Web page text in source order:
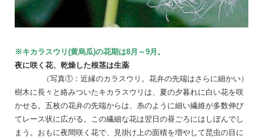
※キカラスウリ(黄烏瓜)の花期は8月～9月 。
夜に咲く花、乾燥した根茎は生薬
（写真①：近縁のカラスウリ。花弁の先端はさらに細かい）
樹木に長々と絡みついたキカラスウリは、夏の夕暮れに白い花を咲
かせる。五枚の花弁の先端からは、糸のように細い繊維が多数伸び
てレース状に広がる。この繊細な花は翌日の昼ごろにはしぼんでし
まう。おもに夜間咲く花で、見掛け上の面積を増やして昆虫の目に